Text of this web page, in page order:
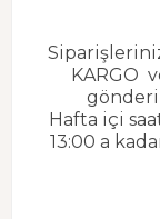
KARGO
Hafta içi
13:00 a